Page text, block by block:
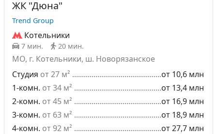
ЖК "Дюна"
Trend Group
Котельники
7 мин. 20 мин.
МО, г. Котельники, ш. Новорязанское
Студия от 27 м²
от 10,6 млн
1-комн. от 34 м²
от 13,4 млн
2-комн. от 45 м²
от 16,9 млн
3-комн. от 63 м²
от 18,9 млн
4-комн. от 92 м² от 27,7 млн